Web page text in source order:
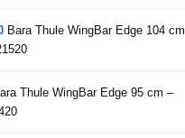
Bara Thule WingBar Edge 104 cm
Thule WingBar Edge 95 cm –